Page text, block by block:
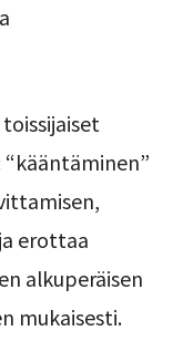
erottaa
alkuperäisen
mukaisesti.